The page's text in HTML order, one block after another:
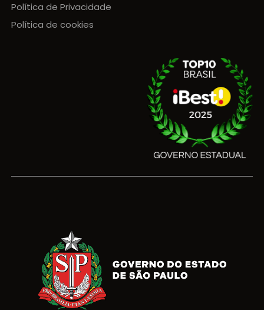
Política de Privacidade
Política de cookies